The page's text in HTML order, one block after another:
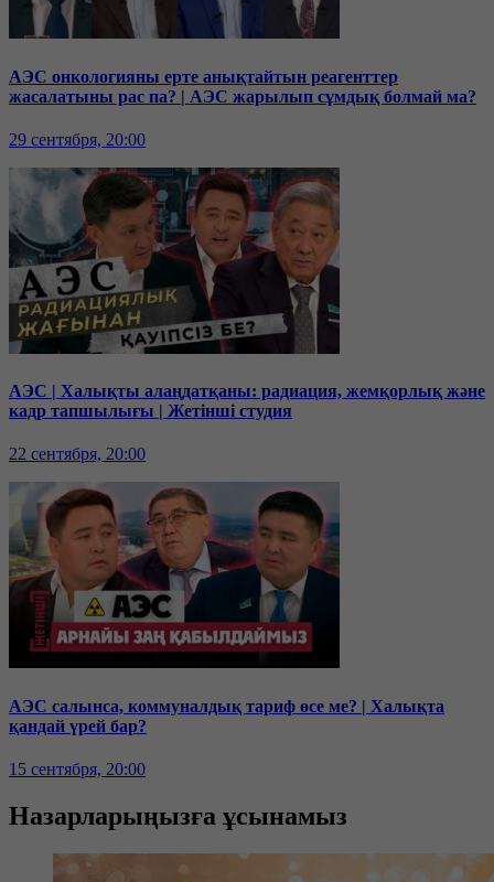
АЭС онкологияны ерте анықтайтын реагенттер
жасалатыны рас па? | АЭС жарылып сұмдық болмай ма?
29 сентября, 20:00
АЭС | Халықты алаңдатқаны: радиация, жемқорлық және
кадр тапшылығы | Жетінші студия
22 сентября, 20:00
АЭС салынса, коммуналдық тариф өсе ме? | Халықта
қандай үрей бар?
15 сентября, 20:00
Назарларыңызға ұсынамыз